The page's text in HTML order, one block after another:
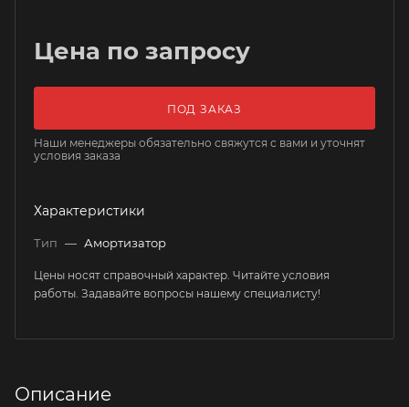
Цена по запросу
ПОД ЗАКАЗ
Наши менеджеры обязательно свяжутся с вами и уточнят
условия заказа
Характеристики
Тип — Амортизатор
Цены носят справочный характер. Читайте условия
работы. Задавайте вопросы нашему специалисту!
Описание